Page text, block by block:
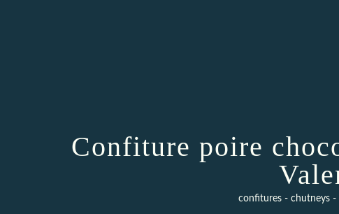
Confiture poire
confitures - chutneys -